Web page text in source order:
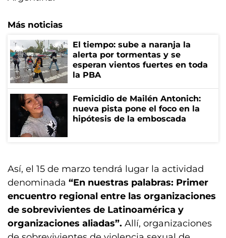
Más noticias
El tiempo: sube a naranja la
alerta por tormentas y se
esperan vientos fuertes en toda
la PBA
Femicidio de Mailén Antonich:
nueva pista pone el foco en la
hipótesis de la emboscada
Así, el 15 de marzo tendrá lugar la actividad
denominada “En nuestras palabras: Primer
encuentro regional entre las organizaciones
de sobrevivientes de Latinoamérica y
organizaciones aliadas”. Allí, organizaciones